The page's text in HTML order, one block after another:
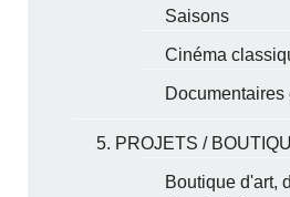
Saisons
Cinéma
5. PROJETS /
Boutique d'art,